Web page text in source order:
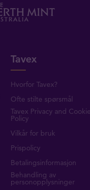
Tavex
Hvorfor Tavex?
Ofte stilte spørsmål
Tavex Privacy and
Policy
Vilkår for bruk
Prispolicy
Betalingsinformasjon
Behandling av
personopplysninger